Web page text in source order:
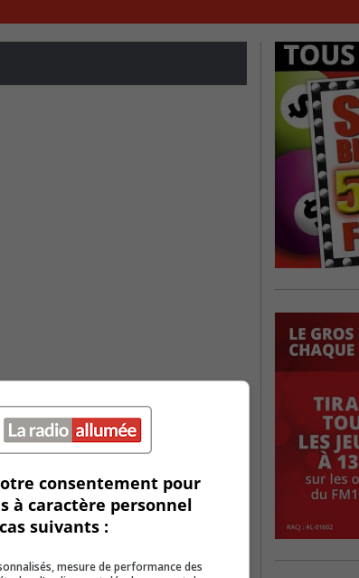
consentement pour
à caractère personnel
suivants :
mesure de performance des